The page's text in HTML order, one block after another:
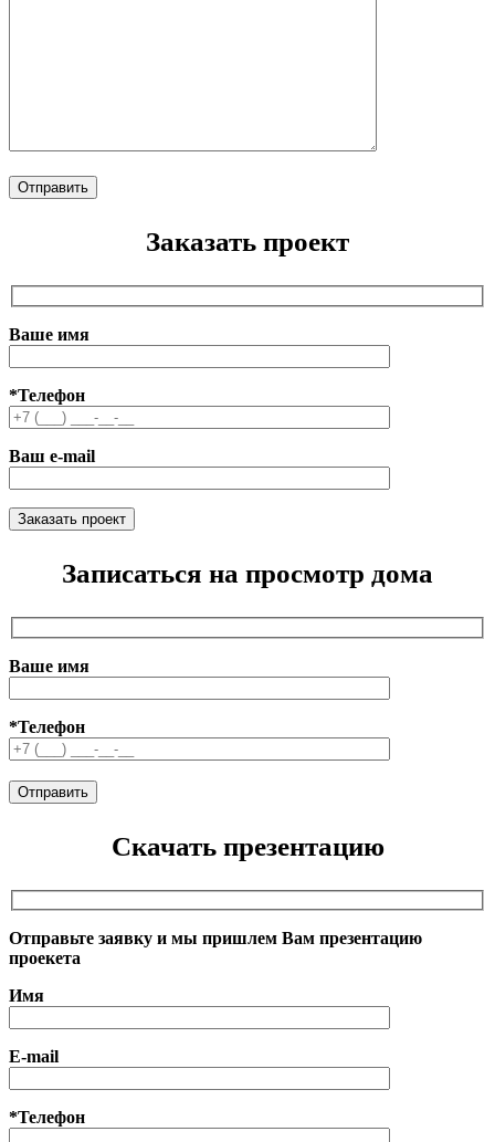
Заказать проект
Ваше имя
*Телефон
Ваш e-mail
Записаться на просмотр дома
Ваше имя
*Телефон
Скачать презентацию
Отправьте заявку и мы пришлем Вам презентацию
проекета
Имя
E-mail
*Телефон